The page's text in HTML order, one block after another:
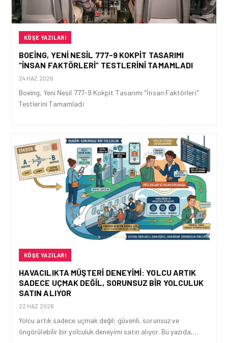
KÖŞE YAZILARI
BOEING, YENI NESIL 777-9 KOKPIT TASARIMI
“İNSAN FAKTÖRLERI” TESTLERINI TAMAMLADI
24 HAZ 2026
Boeing, Yeni Nesil 777-9 Kokpit Tasarımı "İnsan Faktörleri"
Testlerini Tamamladı
KÖŞE YAZILARI
HAVACILIKTA MÜŞTERI DENEYIMI: YOLCU ARTIK
SADECE UÇMAK DEĞIL, SORUNSUZ BIR YOLCULUK
SATIN ALIYOR
22 HAZ 2026
Yolcu artık sadece uçmak değil; güvenli, sorunsuz ve
öngörülebilir bir yolculuk deneyimi satın alıyor. Bu yazıda,…